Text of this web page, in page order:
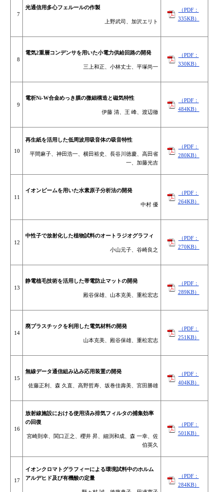
7
光通信用多心フェルールの作製
上野武司、加沢エリト
（PDF：
335KB）
8
電気2重層コンデンサを用いた小電力供給回路の開発
三上和正、小林丈士、平塚尚一
（PDF：
330KB）
9
電析Ni-W合金めっき膜の微細構造と磁気特性
伊藤 清、王 峰、渡辺徹
（PDF：
484KB）
10
再生紙を活用した低周波用吸音体の吸音特性
平間麻子、神田浩一、横田裕史、長谷川徳慶、高田省
一、加藤光吉
（PDF：
280KB）
11
イオンビームを用いた水素原子分析法の開発
中村 優
（PDF：
264KB）
12
中性子で放射化した植物試料のオートラジオグラフィ
小山元子、谷崎良之
（PDF：
270KB）
13
静電植毛技術を活用した帯電防止マットの開発
殿谷保雄、山本克美、重松宏志
（PDF：
289KB）
14
廃プラスチックを利用した電気材料の開発
山本克美、殿谷保雄、重松宏志
（PDF：
251KB）
15
無線データ通信組み込み応用装置の開発
佐藤正利、森 久直、高野哲寿、坂巻佳壽美、宮田勝雄
（PDF：
404KB）
16
放射線施設における使用済み排気フィルタの捕集効率
の回復
宮崎則幸、関口正之、櫻井 昇、細渕和成、森 一幸、佐
伯英久
（PDF：
501KB）
17
イオンクロマトグラフィーによる環境試料中のホルム
アルデヒド及び有機酸の定量
（PDF：
284KB）